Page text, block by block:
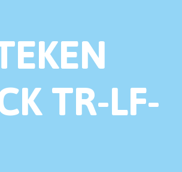
TR-LF-